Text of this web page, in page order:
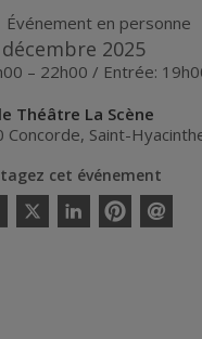
Événement en personne
2025
– 22h00 / Entrée:
Théâtre La Scène
Concorde, Saint-
cet événement
Twitter
LinkedinPinterestEnvoyer